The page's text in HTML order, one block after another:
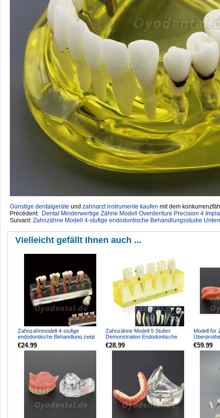
Günstige dentalgeräte ‎ und zahnarzt instrumente kaufen mit dem
Précédent: Dental Minderwertige Zähne Modell Overdenture Precision 4
Suivant: Zahnzähne Modell 4-stufige endodontische Behandlungsstudie
Vielleicht gefällt Ihnen auch ...
Zahnzahnmodell 4-stufige
endodontische Behandlung zeigt
anatomisches M4018-01
€24.99
Zahnzähne Modell 5 Stufen
Demonstration Endodontische
Behandlung Wurzelkanal Sch...
€28.99
Modell für
€59.99